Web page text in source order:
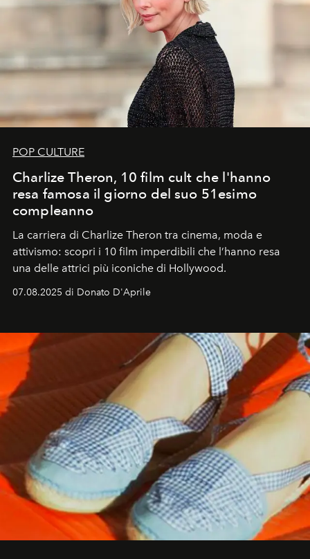
POP CULTURE
Charlize Theron, 10 film cult che l'hanno
resa famosa il giorno del suo 51esimo
compleanno
La carriera di Charlize Theron tra cinema, moda e
attivismo: scopri i 10 film imperdibili che l’hanno resa
una delle attrici più iconiche di Hollywood.
07.08.2025 di Donato D'Aprile